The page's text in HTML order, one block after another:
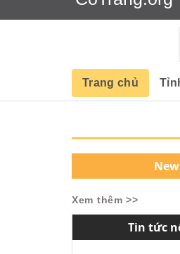
Trang chủ
Xem thêm >>
Tin tức